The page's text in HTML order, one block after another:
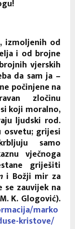
izmoljenih od
i od brojne
vjerskih
da sam ja –
počinjene na
zločinu
koji moralno,
ljudski rod.
osvetu; grijesi
samo
vječnoga
griješiti
i Božji mir za
se zauvijek na
K. Glogović).
marko
kristove/